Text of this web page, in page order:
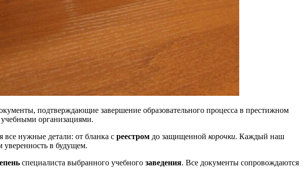
подтверждающие завершение образовательного процесса в престижном
организациями.
все нужные детали: от бланка с реестром до защищенной корочки. Каждый наш
в будущем.
специалиста выбранного учебного заведения. Все документы сопровождаются